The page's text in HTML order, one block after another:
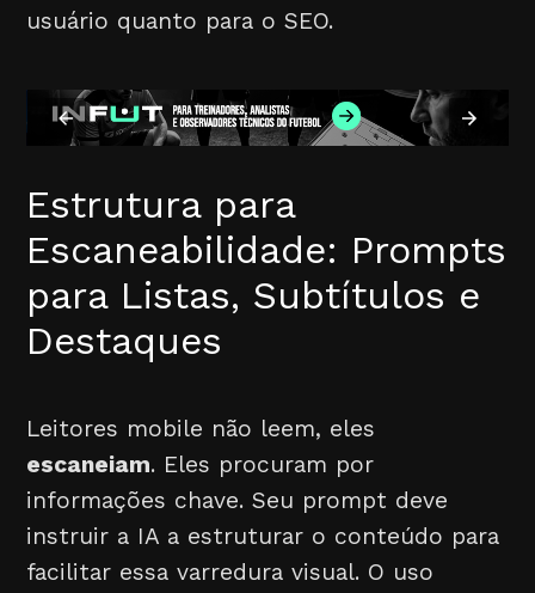
usuário quanto para o SEO.
Estrutura para
Escaneabilidade: Prompts
para Listas, Subtítulos e
Destaques
Leitores mobile não leem, eles
escaneiam. Eles procuram por
informações chave. Seu prompt deve
instruir a IA a estruturar o conteúdo para
facilitar essa varredura visual. O uso